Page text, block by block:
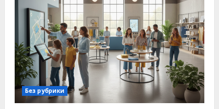
Без рубрики